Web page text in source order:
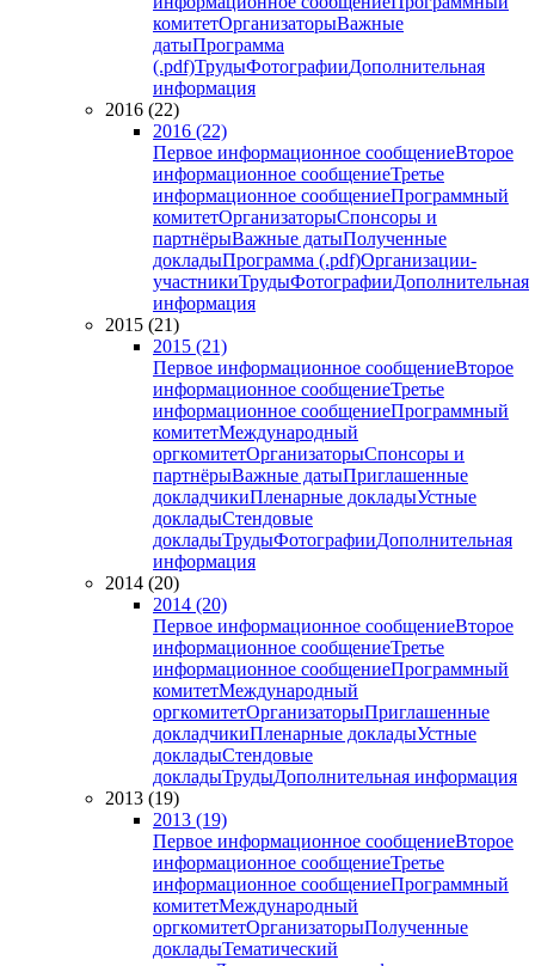
комитетОрганизаторыВажные
датыПрограмма
(.pdf)ТрудыФотографииДополнительная
информация
2016 (22)
2016 (22)
Первое информационное сообщениеВторое
информационное сообщениеТретье
информационное сообщениеПрограммный
комитетОрганизаторыСпонсоры и
партнёрыВажные датыПолученные
докладыПрограмма (.pdf)Организации-
участникиТрудыФотографииДополнительная
информация
2015 (21)
2015 (21)
Первое информационное сообщениеВторое
информационное сообщениеТретье
информационное сообщениеПрограммный
комитетМеждународный
оргкомитетОрганизаторыСпонсоры и
партнёрыВажные датыПриглашенные
докладчикиПленарные докладыУстные
докладыСтендовые
докладыТрудыФотографииДополнительная
информация
2014 (20)
2014 (20)
Первое информационное сообщениеВторое
информационное сообщениеТретье
информационное сообщениеПрограммный
комитетМеждународный
оргкомитетОрганизаторыПриглашенные
докладчикиПленарные докладыУстные
докладыСтендовые
докладыТрудыДополнительная информация
2013 (19)
2013 (19)
Первое информационное сообщениеВторое
информационное сообщениеТретье
информационное сообщениеПрограммный
комитетМеждународный
оргкомитетОрганизаторыПолученные
докладыТематический